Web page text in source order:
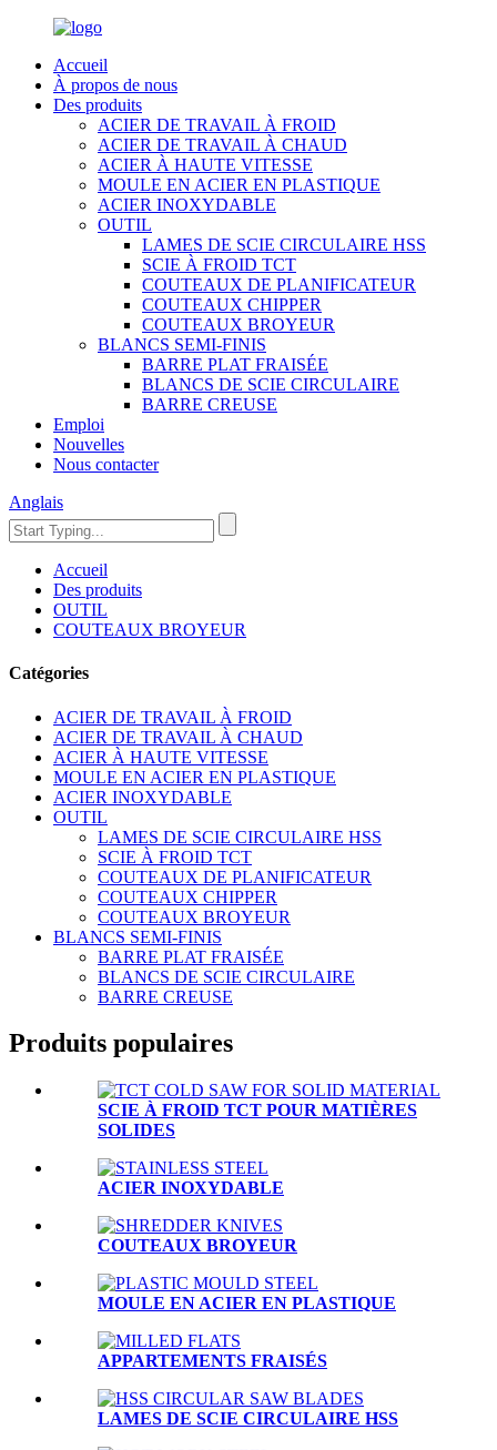
Accueil
À propos de nous
Des produits
ACIER DE TRAVAIL À FROID
ACIER DE TRAVAIL À CHAUD
ACIER À HAUTE VITESSE
MOULE EN ACIER EN PLASTIQUE
ACIER INOXYDABLE
OUTIL
LAMES DE SCIE CIRCULAIRE HSS
SCIE À FROID TCT
COUTEAUX DE PLANIFICATEUR
COUTEAUX CHIPPER
COUTEAUX BROYEUR
BLANCS SEMI-FINIS
BARRE PLAT FRAISÉE
BLANCS DE SCIE CIRCULAIRE
BARRE CREUSE
Emploi
Nouvelles
Nous contacter
Anglais
Accueil
Des produits
OUTIL
COUTEAUX BROYEUR
Catégories
ACIER DE TRAVAIL À FROID
ACIER DE TRAVAIL À CHAUD
ACIER À HAUTE VITESSE
MOULE EN ACIER EN PLASTIQUE
ACIER INOXYDABLE
OUTIL
LAMES DE SCIE CIRCULAIRE HSS
SCIE À FROID TCT
COUTEAUX DE PLANIFICATEUR
COUTEAUX CHIPPER
COUTEAUX BROYEUR
BLANCS SEMI-FINIS
BARRE PLAT FRAISÉE
BLANCS DE SCIE CIRCULAIRE
BARRE CREUSE
Produits populaires
SCIE À FROID TCT POUR MATIÈRES
SOLIDES
ACIER INOXYDABLE
COUTEAUX BROYEUR
MOULE EN ACIER EN PLASTIQUE
APPARTEMENTS FRAISÉS
LAMES DE SCIE CIRCULAIRE HSS